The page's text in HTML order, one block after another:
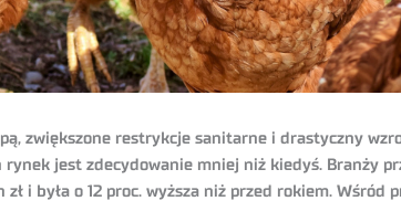
zwiększone restrykcje sanitarne i drastyczny
jest zdecydowanie mniej niż kiedyś. Branży
i była o 12 proc. wyższa niż przed rokiem.